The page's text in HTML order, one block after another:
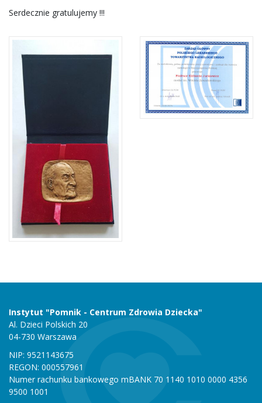
Serdecznie gratulujemy !!!
Instytut "Pomnik - Centrum Zdrowia Dziecka"
Al. Dzieci Polskich 20
04-730 Warszawa
NIP: 9521143675
REGON: 000557961
Numer rachunku bankowego mBANK 70 1140 1010 0000 4356
9500 1001